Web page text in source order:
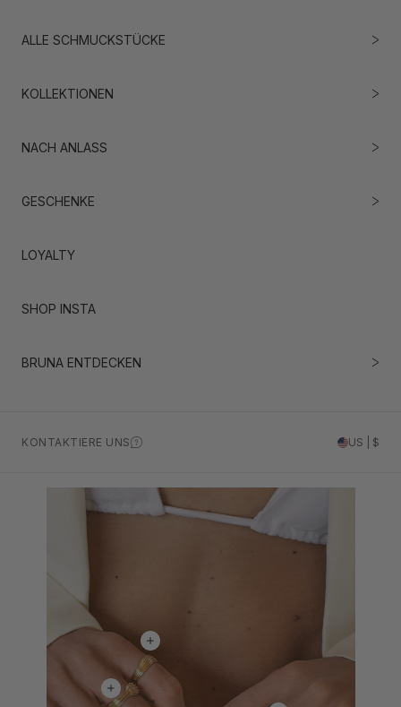
ALLE SCHMUCKSTÜCKE
KOLLEKTIONEN
NACH ANLASS
GESCHENKE
LOYALTY
SHOP INSTA
BRUNA ENTDECKEN
KONTAKTIERE UNS US | $